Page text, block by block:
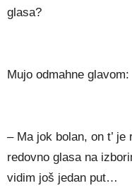
glasa?
Mujo odmahne glavom:
– Ma jok bolan, on t’ je
redovno glasa na
vidim još jedan put…